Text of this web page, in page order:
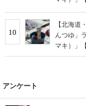
10
【北海道
んつゆ」
マキ）」
アンケート